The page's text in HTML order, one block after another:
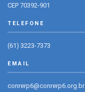
CEP 70392-901
TELEFONE
(61) 3223-7373
EMAIL
conrerp6@conrerp6.org.br